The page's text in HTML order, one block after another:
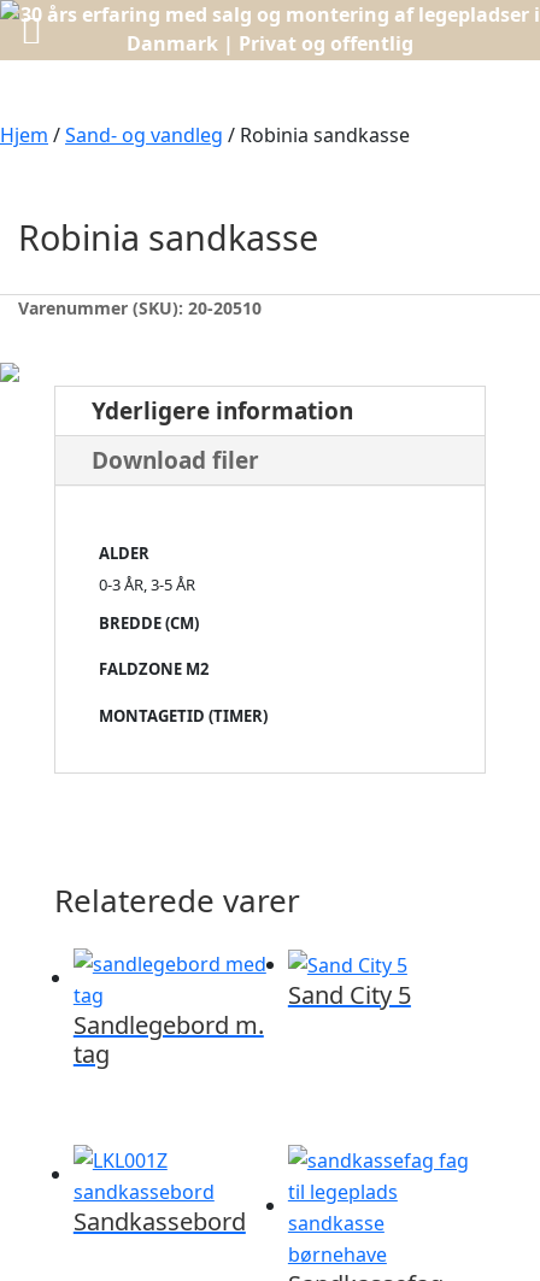
Hjem /Sand- og vandleg / Robinia sandkasse
Robinia sandkasse
Varenummer (SKU): 20-20510
Yderligere information
Download filer
ALDER
0-3 ÅR, 3-5 ÅR
BREDDE (CM)
FALDZONE M2
MONTAGETID (TIMER)
Relaterede varer
Sandlegebord m.
tag
Sand City 5
Sandkassebord